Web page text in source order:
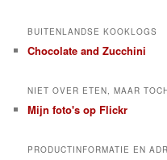
BUITENLANDSE KOOKLOGS
Chocolate and Zucchini
NIET OVER ETEN, MAAR
Mijn foto's op Flickr
PRODUCTINFORMATIE EN